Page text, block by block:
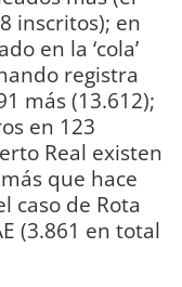
inscritos); en
en la ‘cola’
registra
más (13.612);
en 123
Real existen
que hace
caso de Rota
(3.861 en total